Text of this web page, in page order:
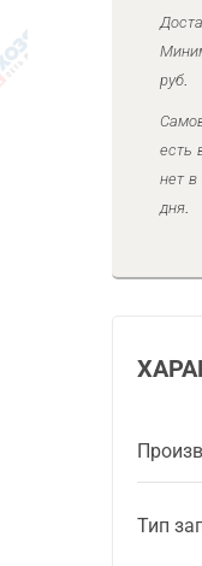
руб.
есть
нет
дня.
Тип